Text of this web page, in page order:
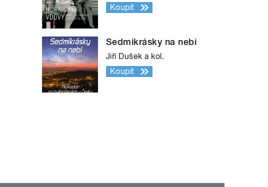
Koupit
Sedmikrásky na nebi
Jiří Dušek a kol.
Koupit